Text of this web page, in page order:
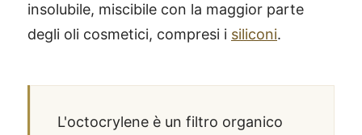
insolubile, miscibile con la maggior parte
degli oli cosmetici, compresi i siliconi.
L'octocrylene è un filtro organico